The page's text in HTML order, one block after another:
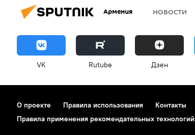
Армения НОВОСТИ
VK Rutube Дзен
О проекте Правила использования Контакты
Правила применения рекомендательных технологий